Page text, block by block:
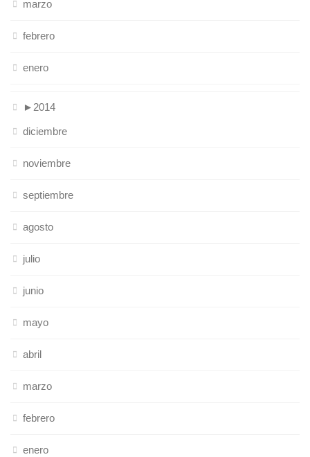
marzo
febrero
enero
► 2014
diciembre
noviembre
septiembre
agosto
julio
junio
mayo
abril
marzo
febrero
enero